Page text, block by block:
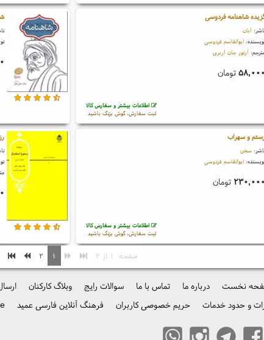
شاهنامه فردوسی
آبان
ابوالقاسم فردوسی
آرتور جان آربری
۵۸,۰۰۰ تومان
اطلاعات بیشتر و سفارش کالا
ثبت سفارش، گوش بزنگ باشید
و سهراب
سخن
ابوالقاسم فردوسی
۲۳۰,۰۰۰ تومان
اطلاعات بیشتر و سفارش کالا
ثبت سفارش، گوش بزنگ باشید
صفحه: ۱ از ۲ ۱ ۲
نخست درباره ما تماس با ما سوالات رایج وبلاگ کارکنان
و حدود خدمات
حریم خصوصی کاربران فرهنگ آنلاین فارسی عمید